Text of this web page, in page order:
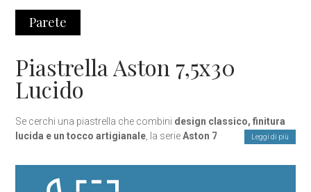
Parete
Piastrella Aston 7,5x30
Lucido
Se cerchi una piastrella che combini design classico, finitura
lucida e un tocco artigianale, la serieAston 7,5×30 cm Lucida
queste piastrelle in ceramica donano uno stilesofisticato e
senza tempo a qualsiasi ambiente. Grazie alla loro
Leggi di più